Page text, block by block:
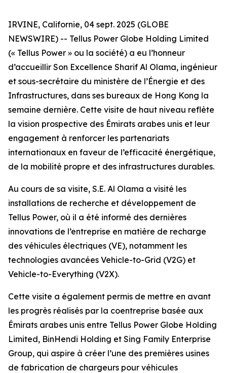
IRVINE, Californie, 04 sept. 2025 (GLOBE
NEWSWIRE) -- Tellus Power Globe Holding Limited
(« Tellus Power » ou la société) a eu l’honneur
d’accueillir Son Excellence Sharif Al Olama, ingénieur
et sous-secrétaire du ministère de l’Énergie et des
Infrastructures, dans ses bureaux de Hong Kong la
semaine dernière. Cette visite de haut niveau reflète
la vision prospective des Émirats arabes unis et leur
engagement à renforcer les partenariats
internationaux en faveur de l’efficacité énergétique,
de la mobilité propre et des infrastructures durables.
Au cours de sa visite, S.E. Al Olama a visité les
installations de recherche et développement de
Tellus Power, où il a été informé des dernières
innovations de l’entreprise en matière de recharge
des véhicules électriques (VE), notamment les
technologies avancées Vehicle-to-Grid (V2G) et
Vehicle-to-Everything (V2X).
Cette visite a également permis de mettre en avant
les progrès réalisés par la coentreprise basée aux
Émirats arabes unis entre Tellus Power Globe Holding
Limited, BinHendi Holding et Sing Family Enterprise
Group, qui aspire à créer l’une des premières usines
de fabrication de chargeurs pour véhicules